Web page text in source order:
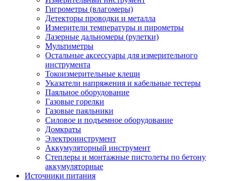
Гигрометры (влагомеры)
Детекторы проводки и металла
Измерители температуры и пирометры
Лазерные дальномеры (рулетки)
Мультиметры
Остальные аксессуары для измерительного
инструмента
Токоизмерительные клещи
Указатели напряжения и кабельные тестеры
Паяльное оборудование
Газовые горелки
Газовые паяльники
Силовое и подъемное оборудование
Домкраты
Электроинструмент
Аккумуляторный инструмент
Степлеры и монтажные пистолеты по бетону
аккумуляторные
Источники питания